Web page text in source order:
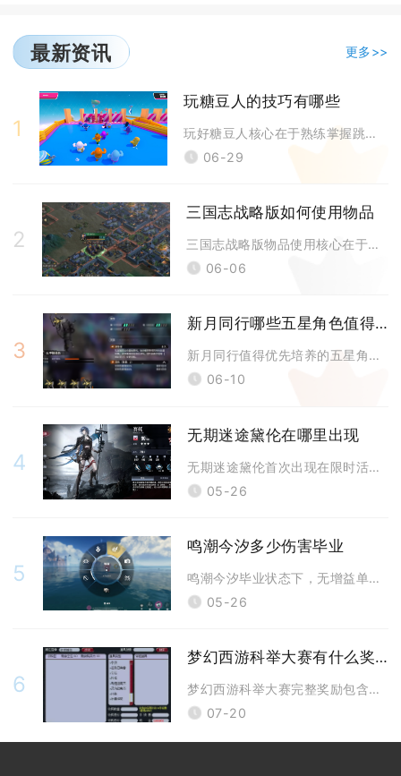
最新资讯 更多>>
1
玩糖豆人的技巧有哪些
玩好糖豆人核心在于熟练掌握跳、扑、抓三类基础连招，搭配分关卡专属路线思
06-29
2
三国志战略版如何使用物品
三国志战略版物品使用核心在于按阶段分类管理、精准匹配场景，优先消耗限时
06-06
3
新月同行哪些五星角色值得培养
新月同行值得优先培养的五星角色是洞明、朝颜、银峰、弥砂与天星，这五位角
06-10
4
无期迷途黛伦在哪里出现
无期迷途黛伦首次出现在限时活动飞跃狄斯卡的专属限定追踪卡池光影留痕中，
05-26
5
鸣潮今汐多少伤害毕业
鸣潮今汐毕业状态下，无增益单段E4龙喷核心伤害约25-28万，常规配队
05-26
6
梦幻西游科举大赛有什么奖励
梦幻西游科举大赛完整奖励包含分层经验、银两、科举积分、随机道具、限时专
07-20